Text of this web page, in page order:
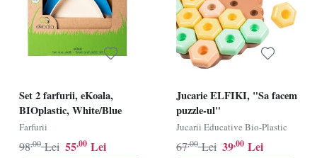
Set 2 farfurii, eKoala,
BIOplastic, White/Blue
Farfurii
55,00 Lei
98,00 Lei
Jucarie ELFIKI, "Sa facem
puzzle-ul"
Jucarii Educative Bio-Plastic
39,00 Lei
67,00 Lei